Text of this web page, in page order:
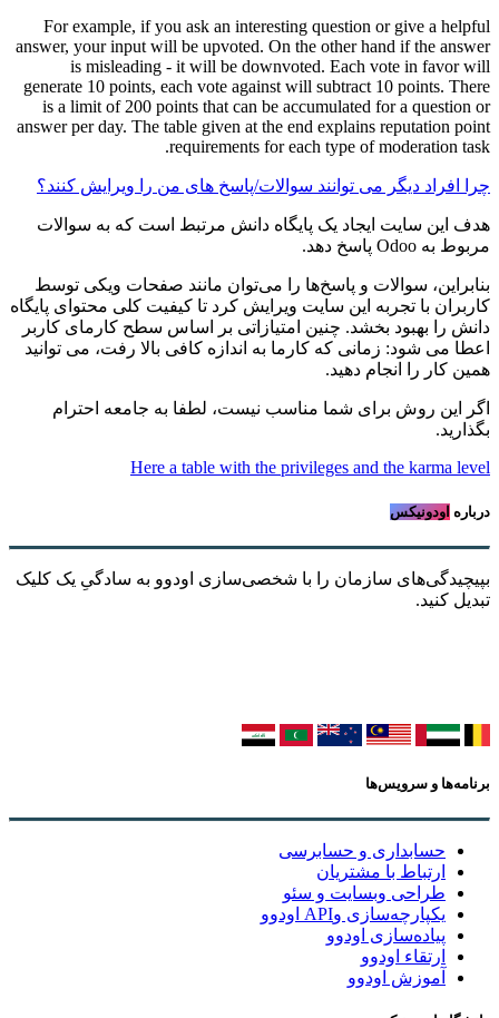
For example, if you ask an interesting question or give a helpful
answer, your input will be upvoted. On the other hand if the answer
is misleading - it will be downvoted. Each vote in favor will
generate 10 points, each vote against will subtract 10 points. There
is a limit of 200 points that can be accumulated for a question or
answer per day. The table given at the end explains reputation point
requirements for each type of moderation task.
چرا افراد دیگر می توانند سوالات/پاسخ های من را ویرایش کنند؟
هدف این سایت ایجاد یک پایگاه دانش مرتبط است که به سوالات
مربوط به Odoo پاسخ دهد.
بنابراین، سوالات و پاسخ‌ها را می‌توان مانند صفحات ویکی توسط
کاربران با تجربه این سایت ویرایش کرد تا کیفیت کلی محتوای پایگاه
دانش را بهبود بخشد. چنین امتیازاتی بر اساس سطح کارمای کاربر
اعطا می شود: زمانی که کارما به اندازه کافی بالا رفت، می توانید
همین کار را انجام دهید.
اگر این روش برای شما مناسب نیست، لطفا به جامعه احترام
بگذارید.
Here a table with the privileges and the karma level
درباره اودونیکس
بپیچیدگی‌های سازمان را با شخصی‌سازی اودوو به سادگیِ یک کلیک
تبدیل کنید.
برنامه‌ها و سرویس‌ها
حسابداری و حسابرسی
ارتباط با مشتریان
طراحی وبسایت و سئو
یکپارچه‌سازی وAPI اودوو
پیاده‌سازی اودوو
ارتقاء اودوو
آموزش اودوو